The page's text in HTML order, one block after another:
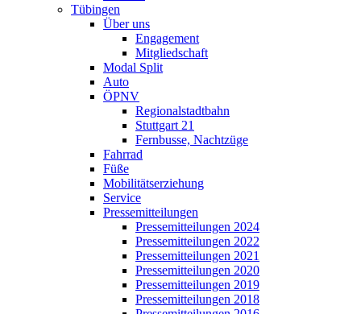
Tübingen
Über uns
Engagement
Mitgliedschaft
Modal Split
Auto
ÖPNV
Regionalstadtbahn
Stuttgart 21
Fernbusse, Nachtzüge
Fahrrad
Füße
Mobilitätserziehung
Service
Pressemitteilungen
Pressemitteilungen 2024
Pressemitteilungen 2022
Pressemitteilungen 2021
Pressemitteilungen 2020
Pressemitteilungen 2019
Pressemitteilungen 2018